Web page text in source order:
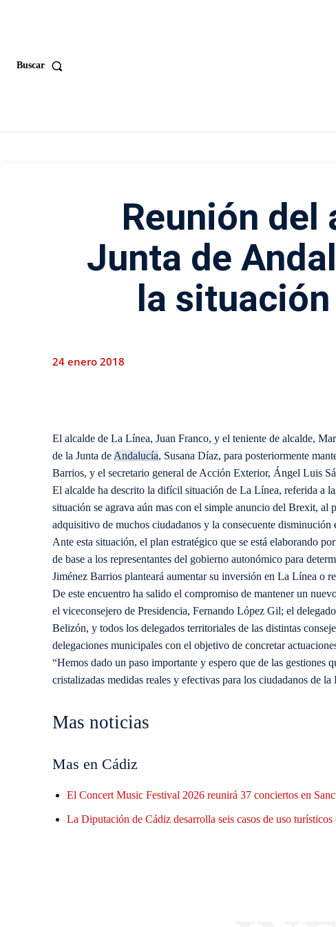
Buscar
Reunión del
Junta de
la
24 enero 2018
​El alcalde de La Línea, Juan Franco, y el teniente de alcalde,
de la Junta de Andalucía, Susana Díaz, para posteriormente
Barrios, y el secretario general de Acción Exterior, Ángel Luis
El alcalde ha descrito la difícil situación de La Línea, referida a
situación se agrava aún mas con el simple anuncio del Brexit, al
adquisitivo de muchos ciudadanos y la consecuente
Ante esta situación, el plan estratégico que se está elaborando
de base a los representantes del gobierno autonómico para
Jiménez Barrios planteará aumentar su inversión en La Línea o
De este encuentro ha salido el compromiso de mantener un
el viceconsejero de Presidencia, Fernando López Gil; el
Belizón, y todos los delegados territoriales de las distintas
delegaciones municipales con el objetivo de concretar
“Hemos dado un paso importante y espero que de las gestiones
cristalizadas medidas reales y efectivas para los ciudadanos de
Mas noticias
Mas en Cádiz
El Concert Music Festival 2026 reunirá 37 conciertos en
La Diputación de Cádiz desarrolla seis casos de uso